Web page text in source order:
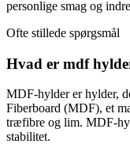
personlige smag og
Ofte stillede spørgsmål
Hvad er mdf
MDF-hylder er hylder,
Fiberboard (MDF), et
træfibre og lim. MDF-
stabilitet.